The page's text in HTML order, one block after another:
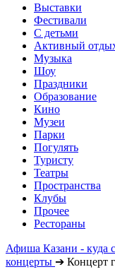
Выставки
Фестивали
С детьми
Активный
Музыка
Шоу
Праздники
Образование
Кино
Музеи
Парки
Погулять
Туристу
Театры
Пространства
Клубы
Прочее
Рестораны
Афиша Казани - куда
концерты ➔ Концерт